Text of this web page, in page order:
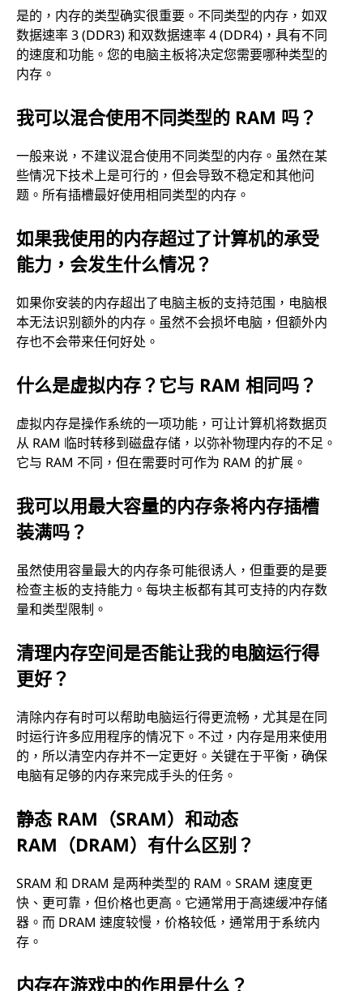
是的，内存的类型确实很重要。不同类型的内存，如双
数据速率 3 (DDR3) 和双数据速率 4 (DDR4)，具有不同
的速度和功能。您的电脑主板将决定您需要哪种类型的
内存。
我可以混合使用不同类型的 RAM 吗？
一般来说，不建议混合使用不同类型的内存。虽然在某
些情况下技术上是可行的，但会导致不稳定和其他问
题。所有插槽最好使用相同类型的内存。
如果我使用的内存超过了计算机的承受
能力，会发生什么情况？
如果你安装的内存超出了电脑主板的支持范围，电脑根
本无法识别额外的内存。虽然不会损坏电脑，但额外内
存也不会带来任何好处。
什么是虚拟内存？它与 RAM 相同吗？
虚拟内存是操作系统的一项功能，可让计算机将数据页
从 RAM 临时转移到磁盘存储，以弥补物理内存的不足。
它与 RAM 不同，但在需要时可作为 RAM 的扩展。
我可以用最大容量的内存条将内存插槽
装满吗？
虽然使用容量最大的内存条可能很诱人，但重要的是要
检查主板的支持能力。每块主板都有其可支持的内存数
量和类型限制。
清理内存空间是否能让我的电脑运行得
更好？
清除内存有时可以帮助电脑运行得更流畅，尤其是在同
时运行许多应用程序的情况下。不过，内存是用来使用
的，所以清空内存并不一定更好。关键在于平衡，确保
电脑有足够的内存来完成手头的任务。
静态 RAM（SRAM）和动态
RAM（DRAM）有什么区别？
SRAM 和 DRAM 是两种类型的 RAM。SRAM 速度更
快、更可靠，但价格也更高。它通常用于高速缓冲存储
器。而 DRAM 速度较慢，价格较低，通常用于系统内
存。
内存在游戏中的作用是什么？